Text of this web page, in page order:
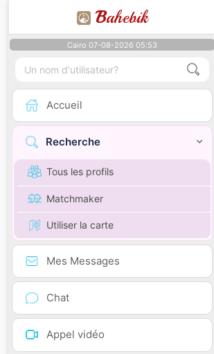
Bahebik
Cairo 07-08-2026 05:53
Accueil
Recherche
Tous les profils
Matchmaker
Utiliser la carte
Mes Messages
Chat
Appel vidéo